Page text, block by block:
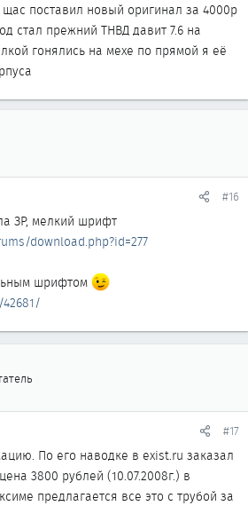
поставил новый оригинал за 4000р
стал прежний ТНВД давит 7.6 на
гонялись на мехе по прямой я её
#16
ЗР, мелкий шрифт
download.php?id=277
шрифтом
#17
По его наводке в exist.ru заказал
3800 рублей (10.07.2008г.) в
предлагается все это с трубой за